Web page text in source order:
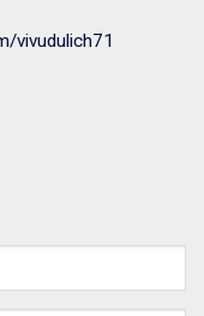
vivudulich71